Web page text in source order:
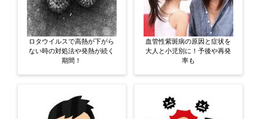
ロタウイルスで高熱が下がら
ない時の対処法や発熱が続く
期間！
血管性紫斑病の原因と症状を
大人と小児別に！予後や再発
率も